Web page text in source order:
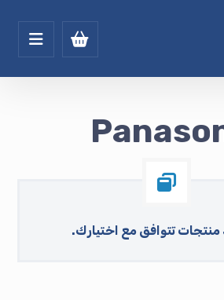
منتجات تتوافق مع اختيارك.